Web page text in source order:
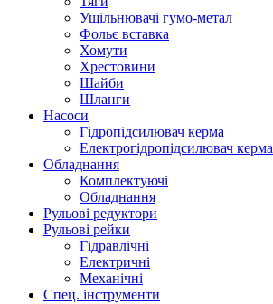
Ущільнювачі гумо-метал
Фольє вставка
Хомути
Хрестовини
Шайби
Шланги
Насоси
Гідропідсилювач керма
Електрогідропідсилювач керма
Обладнання
Комплектуючі
Обладнання
Рульові редуктори
Рульові рейки
Гідравлічні
Електричні
Механічні
Спец. інструменти